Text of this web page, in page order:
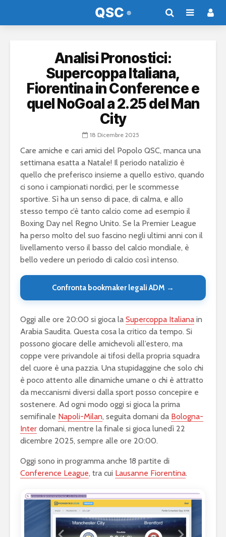
Analisi Pronostici:
Supercoppa Italiana,
Fiorentina in Conference e
quel NoGoal a 2.25 del Man
City
18 Dicembre 2025
Care amiche e cari amici del Popolo QSC, manca una
settimana esatta a Natale! Il periodo natalizio è
quello che preferisco insieme a quello estivo, quando
ci sono i campionati nordici, per le scommesse
sportive. Sì ha un senso di pace, di calma, e allo
stesso tempo c’è tanto calcio come ad esempio il
Boxing Day nel Regno Unito. Se la Premier League
ha perso molto del suo fascino negli ultimi anni con il
livellamento verso il basso del calcio mondiale, è
bello vedere un periodo di calcio così intenso.
Confronta bookmaker legali ADM →
Oggi alle ore 20:00 si gioca la Supercoppa Italiana in
Arabia Saudita. Questa cosa la critico da tempo. Si
possono giocare delle amichevoli all’estero, ma
coppe vere privandole ai tifosi della propria squadra
del cuore è una pazzia. Una stupidaggine che solo chi
è poco attento alle dinamiche umane o chi è attratto
da meccanismi diversi dalla sport posso concepire e
sostenere. Ad ogni modo oggi si gioca la prima
semifinale Napoli-Milan, seguita domani da Bologna-
Inter domani, mentre la finale si gioca lunedì 22
dicembre 2025, sempre alle ore 20:00.
Oggi sono in programma anche 18 partite di
Conference League, tra cui Lausanne Fiorentina.